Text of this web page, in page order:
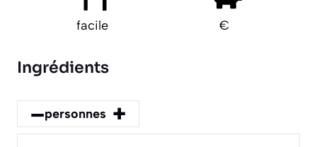
facile €
Ingrédients
–personnes +